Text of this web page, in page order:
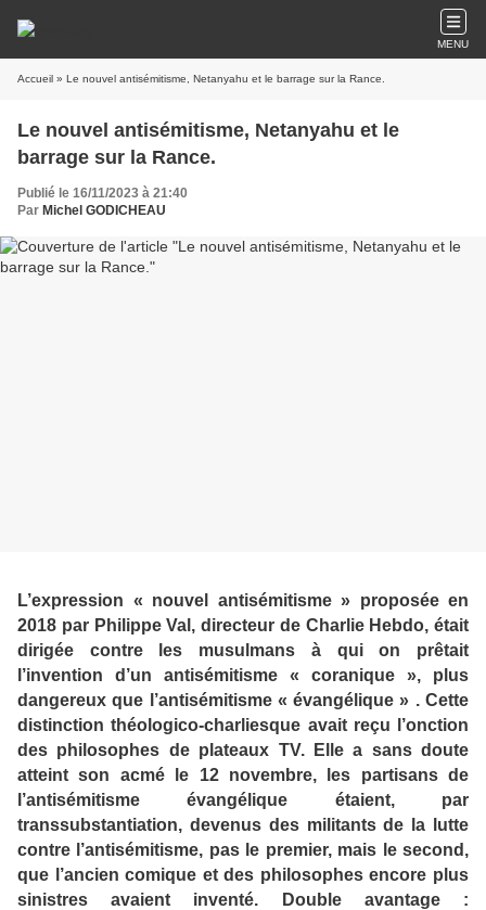
MENU
Accueil » Le nouvel antisémitisme, Netanyahu et le barrage sur la Rance.
Le nouvel antisémitisme, Netanyahu et le
barrage sur la Rance.
Publié le 16/11/2023 à 21:40
Par Michel GODICHEAU
L’expression « nouvel antisémitisme » proposée en
2018 par Philippe Val, directeur de Charlie Hebdo, était
dirigée contre les musulmans à qui on prêtait
l’invention d’un antisémitisme « coranique », plus
dangereux que l’antisémitisme « évangélique » . Cette
distinction théologico-charliesque avait reçu l’onction
des philosophes de plateaux TV. Elle a sans doute
atteint son acmé le 12 novembre, les partisans de
l’antisémitisme évangélique étaient, par
transsubstantiation, devenus des militants de la lutte
contre l’antisémitisme, pas le premier, mais le second,
que l’ancien comique et des philosophes encore plus
sinistres avaient inventé. Double avantage :